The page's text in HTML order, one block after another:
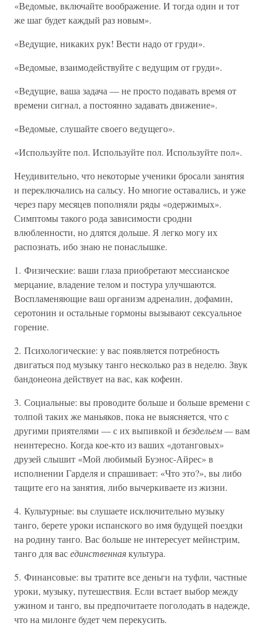
«Ведомые, включайте воображение. И тогда один и тот
же шаг будет каждый раз новым».
«Ведущие, никаких рук! Вести надо от груди».
«Ведомые, взаимодействуйте с ведущим от груди».
«Ведущие, ваша задача — не просто подавать время от
времени сигнал, а постоянно задавать движение».
«Ведомые, слушайте своего ведущего».
«Используйте пол. Используйте пол. Используйте пол».
Неудивительно, что некоторые ученики бросали занятия
и переключались на сальсу. Но многие оставались, и уже
через пару месяцев пополняли ряды «одержимых».
Симптомы такого рода зависимости сродни
влюбленности, но длятся дольше. Я легко могу их
распознать, ибо знаю не понаслышке.
1. Физические: ваши глаза приобретают мессианское
мерцание, владение телом и постура улучшаются.
Воспламеняющие ваш организм адреналин, дофамин,
серотонин и остальные гормоны вызывают сексуальное
горение.
2. Психологические: у вас появляется потребность
двигаться под музыку танго несколько раз в неделю. Звук
бандонеона действует на вас, как кофеин.
3. Социальные: вы проводите больше и больше времени с
толпой таких же маньяков, пока не выясняется, что с
другими приятелями — с их выпивкой и бездельем —вам
неинтересно. Когда кое-кто из ваших «дотанговых»
друзей слышит «Мой любимый Буэнос-Айрес» в
исполнении Гарделя и спрашивает: «Что это?», вы либо
тащите его на занятия, либо вычеркиваете из жизни.
4. Культурные: вы слушаете исключительно музыку
танго, берете уроки испанского во имя будущей поездки
на родину танго. Вас больше не интересует мейнстрим,
танго для васединственнаякультура.
5. Финансовые: вы тратите все деньги на туфли, частные
уроки, музыку, путешествия. Если встает выбор между
ужином и танго, вы предпочитаете поголодать в надежде,
что на милонге будет чем перекусить.